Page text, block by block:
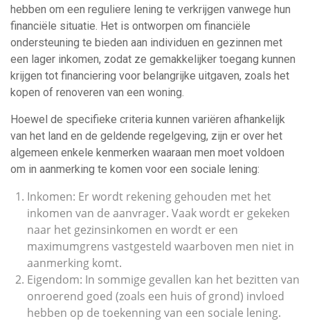
hebben om een reguliere lening te verkrijgen vanwege hun
financiële situatie. Het is ontworpen om financiële
ondersteuning te bieden aan individuen en gezinnen met
een lager inkomen, zodat ze gemakkelijker toegang kunnen
krijgen tot financiering voor belangrijke uitgaven, zoals het
kopen of renoveren van een woning.
Hoewel de specifieke criteria kunnen variëren afhankelijk
van het land en de geldende regelgeving, zijn er over het
algemeen enkele kenmerken waaraan men moet voldoen
om in aanmerking te komen voor een sociale lening:
Inkomen: Er wordt rekening gehouden met het
inkomen van de aanvrager. Vaak wordt er gekeken
naar het gezinsinkomen en wordt er een
maximumgrens vastgesteld waarboven men niet in
aanmerking komt.
Eigendom: In sommige gevallen kan het bezitten van
onroerend goed (zoals een huis of grond) invloed
hebben op de toekenning van een sociale lening.